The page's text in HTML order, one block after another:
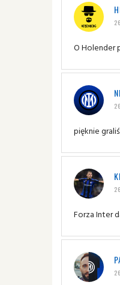
O Holender
pięknie
Forza Inter